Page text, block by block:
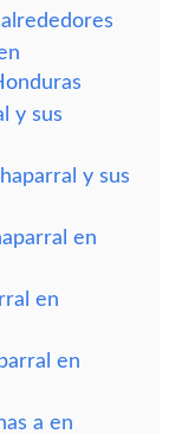
y sus
y sus
en
en
en
a en